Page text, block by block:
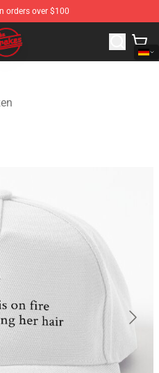
orders over $100
The Strokes Merchandise